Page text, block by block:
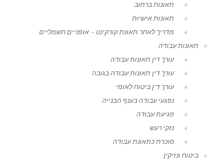
תאונות ברחוב
תאונות אישיות
מדריך לאחר תאונת קורקינט – אופניים חשמליים
תאונות עבודה
עורך דין תאונות עבודה
עורך דין תאונות עבודה בגובה
עורך דין ביטוח לאומי
נפגעי עבודה בענף הבנייה
פגיעת עבודה
נזקי רעש
סוכרת כתאונת עבודה
ביטוח ונזיקין